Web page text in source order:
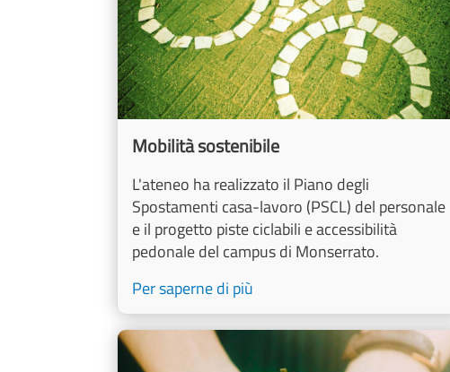
Mobilità sostenibile
L'ateneo ha realizzato il Piano degli
Spostamenti casa-lavoro (PSCL) del personale
e il progetto piste ciclabili e accessibilità
pedonale del campus di Monserrato.
Per saperne di più
Image